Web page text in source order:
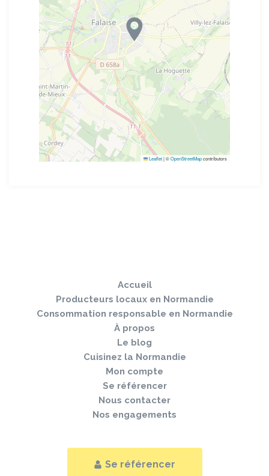
Leaflet|©OpenStreetMapcontributors
Accueil
Producteurs locaux en Normandie
Consommation responsable en Normandie
À propos
Le blog
Cuisinez la Normandie
Mon compte
Se référencer
Nous contacter
Nos engagements
Se référencer